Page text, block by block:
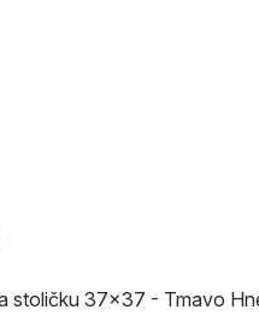
stoličku 37x37 - Tmavo